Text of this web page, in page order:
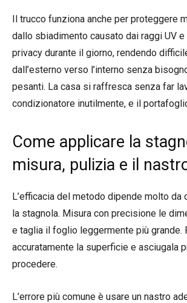
Il trucco funziona anche per proteggere
dallo sbiadimento causato dai raggi UV e
privacy durante il giorno, rendendo
dall’esterno verso l’interno senza
pesanti. La casa si raffresca senza far
condizionatore inutilmente, e il
Come applicare la
misura, pulizia e il
L’efficacia del metodo dipende molto da
la stagnola. Misura con precisione le
e taglia il foglio leggermente più grande.
accuratamente la superficie e asciugala
procedere.
L’errore più comune è usare un nastro